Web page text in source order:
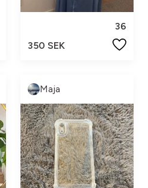
36
350 SEK
Maja